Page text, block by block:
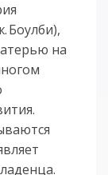
Боулби),
на